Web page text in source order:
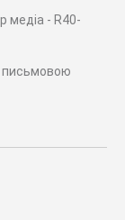
медіа - R40-
письмовою